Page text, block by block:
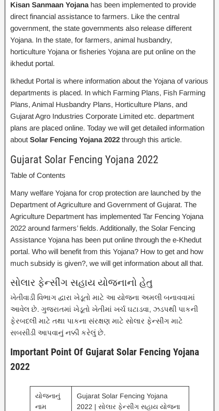
Kisan Sanmaan Yojana has been implemented to provide
direct financial assistance to farmers. Like the central
government, the state governments also release different
Yojana. In the state, for farmers, animal husbandry,
horticulture Yojana or fisheries Yojana are put online on the
ikhedut portal.
Ikhedut Portal is where information about the Yojana of various
departments is placed. In which Farming Plans, Fish Farming
Plans, Animal Husbandry Plans, Horticulture Plans, and
Gujarat Agro Industries Corporate Limited etc. department
plans are placed online. Today we will get detailed information
about Solar Fencing Yojana 2022 through this article.
Gujarat Solar Fencing Yojana 2022
Table of Contents
Many welfare Yojana for crop protection are launched by the
Department of Agriculture and Government of Gujarat. The
Agriculture Department has implemented Tar Fencing Yojana
2022 around farmers’ fields. Additionally, the Solar Fencing
Assistance Yojana has been put online through the e-Khedut
portal. Who will benefit from this Yojana? How to get and how
much subsidy is given?, we will get information about all that.
સોલાર ફેન્સીંગ સહાય યોજનાનો હેતુ
ખેતીવાડી વિભાગ દ્વારા ખેડૂતો માટે આ યોજના અમલી બનાવવામાં
આવેલ છે. ગુજરાતમાં ખેડૂતો ખેતીમાં ખર્ચ ઘટાડવા, ઝડપથી પાકની
ફેરબદલી માટે તથા પાકના સંરક્ષણ માટે સોલાર ફેન્સીંગ માટે
સબસીડી આપવાનું નક્કી કરેલું છે.
Important Point Of Gujarat Solar Fencing Yojana
2022
યોજનાનું
નામ
Gujarat Solar Fencing Yojana
2022 | સોલાર ફેન્સીંગ સહાય યોજના